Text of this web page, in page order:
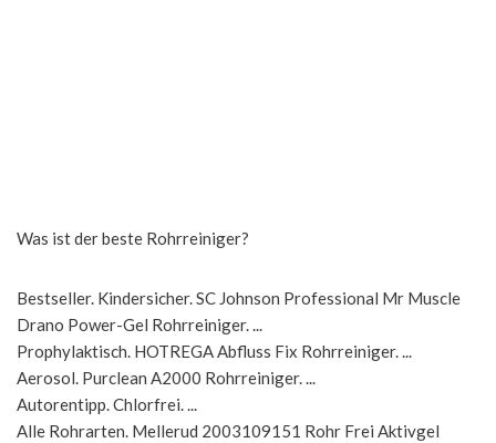
Was ist der beste Rohrreiniger?
Bestseller. Kindersicher. SC Johnson Professional Mr Muscle
Drano Power-Gel Rohrreiniger. ...
Prophylaktisch. HOTREGA Abfluss Fix Rohrreiniger. ...
Aerosol. Purclean A2000 Rohrreiniger. ...
Autorentipp. Chlorfrei. ...
Alle Rohrarten. Mellerud 2003109151 Rohr Frei Aktivgel